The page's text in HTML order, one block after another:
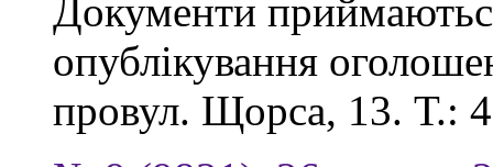
Документи
опублікування
провул. Щорса, 13. Т.: